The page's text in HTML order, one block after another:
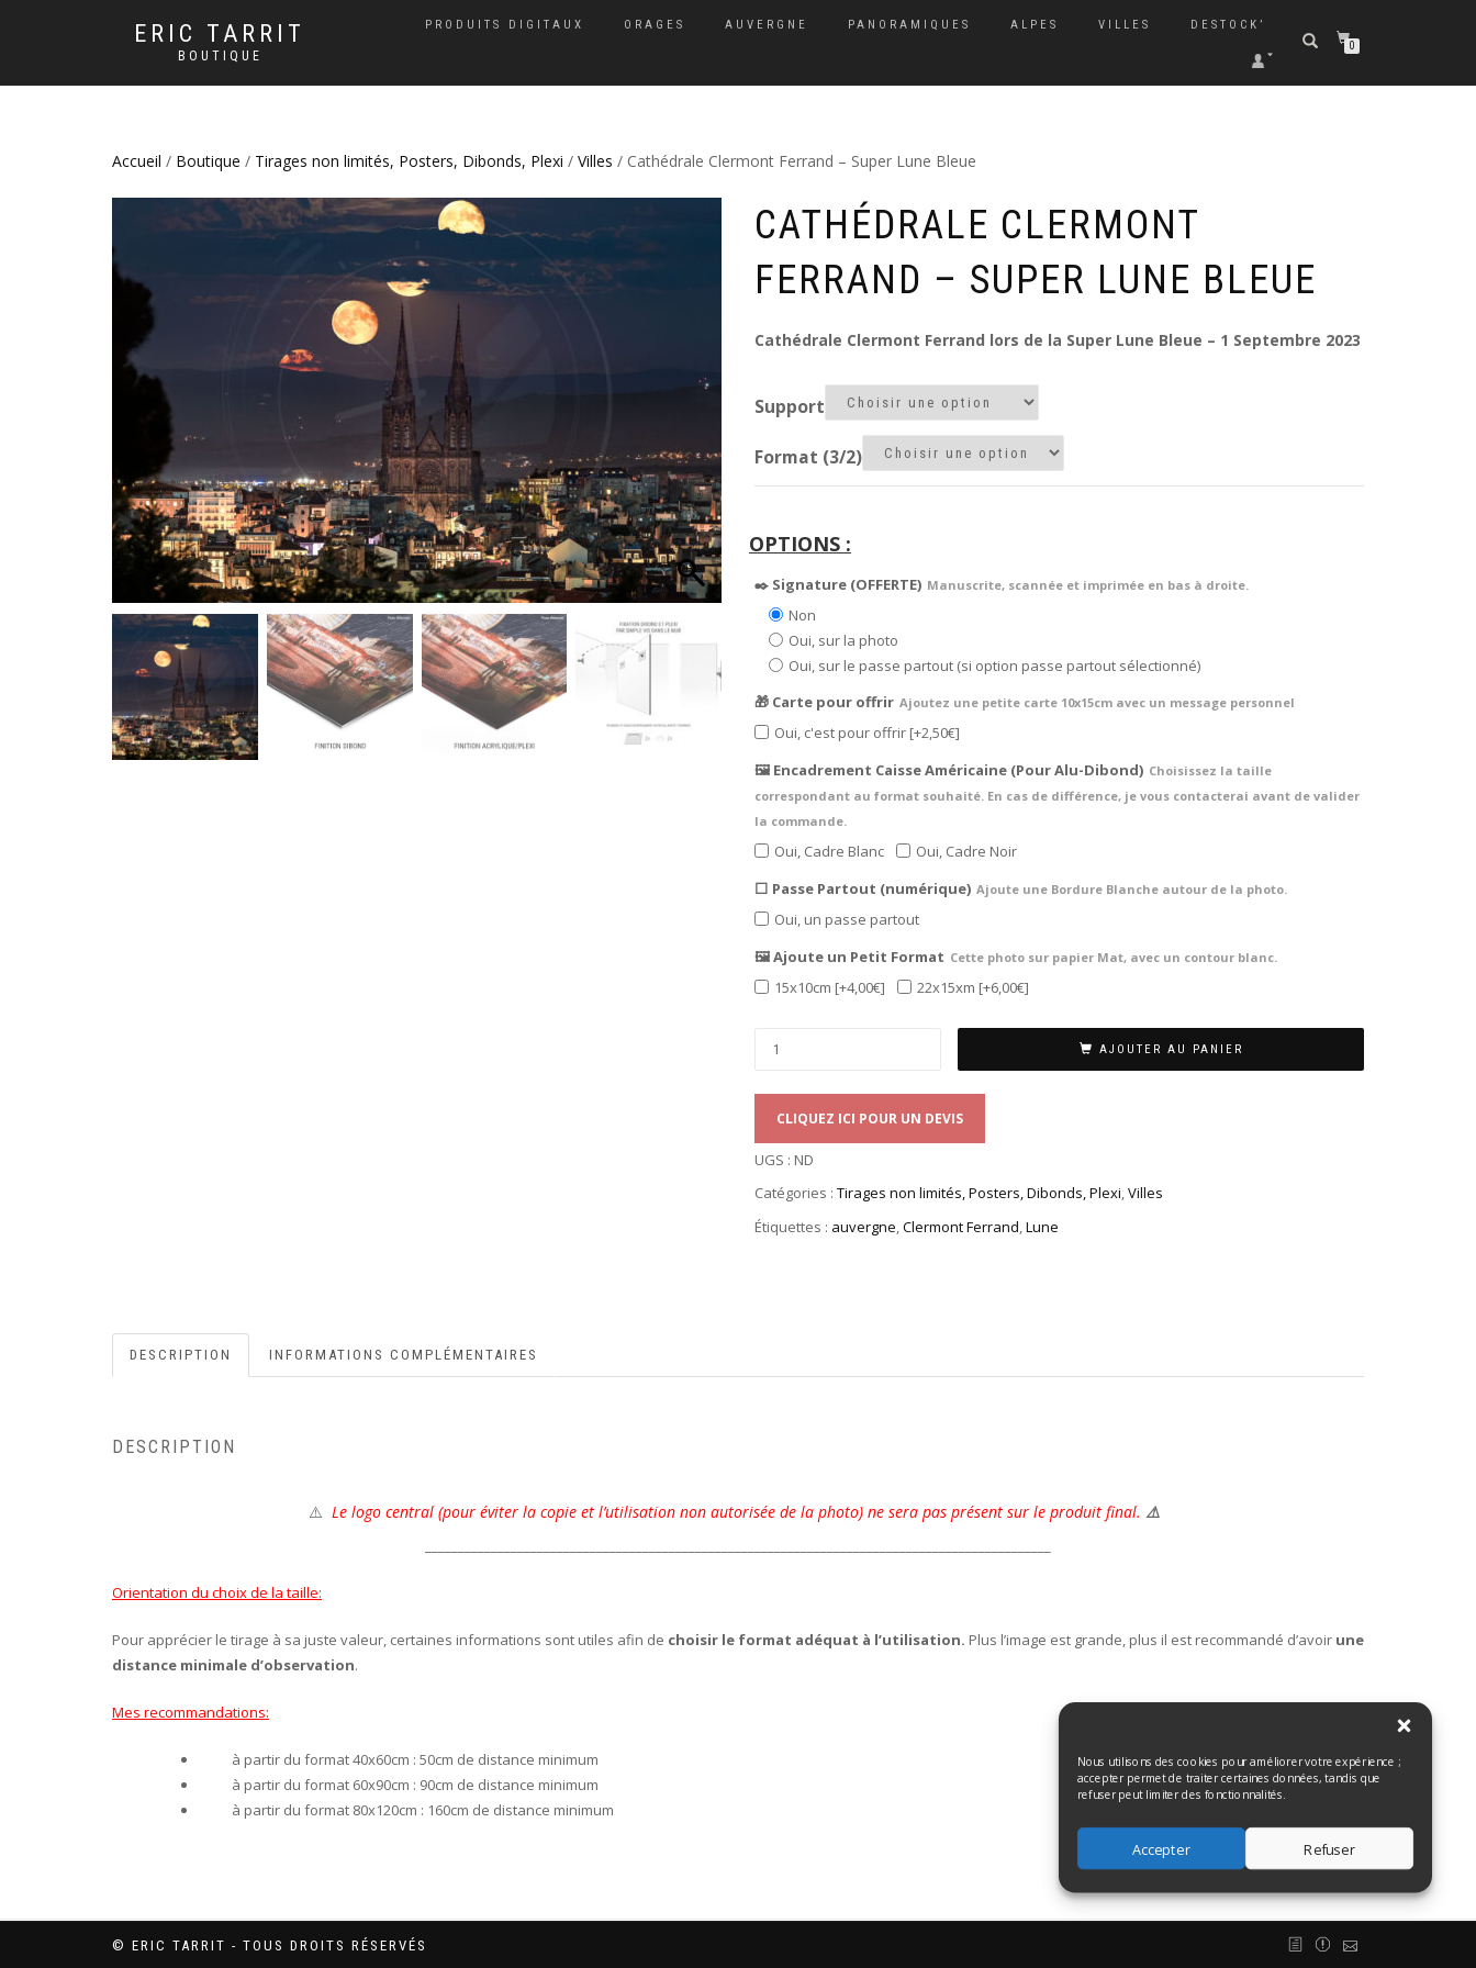
Nous utilisons des cookies pour améliorer votre expérience ;
accepter permet de traiter certaines données, tandis que
refuser peut limiter des fonctionnalités.
Accepter Refuser
ERIC TARRIT
BOUTIQUE
PRODUITS DIGITAUX ORAGES AUVERGNE PANORAMIQUES ALPES VILLES DESTOCK’
0
Accueil / Boutique / Tirages non limités, Posters, Dibonds, Plexi / Villes / Cathédrale Clermont Ferrand – Super Lune Bleue
CATHÉDRALE CLERMONT
FERRAND – SUPER LUNE BLEUE
Cathédrale Clermont Ferrand lors de la Super Lune Bleue – 1 Septembre 2023
Support
Format (3/2)
✒️ Signature (OFFERTE) Manuscrite, scannée et imprimée en bas à droite.
Non
Oui, sur la photo
Oui, sur le passe partout (si option passe partout sélectionné)
🎁 Carte pour offrir Ajoutez une petite carte 10x15cm avec un message personnel
Oui, c'est pour offrir [+2,50€]
🖼️ Encadrement Caisse Américaine (Pour Alu-Dibond) Choisissez la taille
correspondant au format souhaité. En cas de différence, je vous contacterai avant de valider
la commande.
Oui, Cadre Blanc
Oui, Cadre Noir
⬜ Passe Partout (numérique) Ajoute une Bordure Blanche autour de la photo.
Oui, un passe partout
🖼️ Ajoute un Petit Format Cette photo sur papier Mat, avec un contour blanc.
15x10cm [+4,00€] 22x15xm [+6,00€]
AJOUTER AU PANIER
CLIQUEZ ICI POUR UN DEVIS
UGS : ND
Catégories : Tirages non limités, Posters, Dibonds, Plexi,Villes
Étiquettes : auvergne,Clermont Ferrand,Lune
DESCRIPTION INFORMATIONS COMPLÉMENTAIRES
DESCRIPTION
⚠️ Le logo central (pour éviter la copie et l’utilisation non autorisée de la photo) ne sera pas présent sur le produit final. ⚠️
Orientation du choix de la taille:
Pour apprécier le tirage à sa juste valeur, certaines informations sont utiles afin de choisir le format adéquat à l’utilisation. Plus l’image est grande, plus il est recommandé d’avoir une
distance minimale d’observation.
Mes recommandations:
à partir du format 40x60cm : 50cm de distance minimum
à partir du format 60x90cm : 90cm de distance minimum
à partir du format 80x120cm : 160cm de distance minimum
© ERIC TARRIT - TOUS DROITS RÉSERVÉS